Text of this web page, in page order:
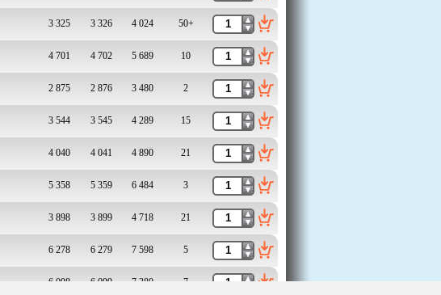
3 325 3 326 4 024 50+
4 701 4 702 5 689 10
2 875 2 876 3 480 2
3 544 3 545 4 289 15
4 040 4 041 4 890 21
5 358 5 359 6 484 3
3 898 3 899 4 718 21
6 278 6 279 7 598 5
6 098 6 099 7 380 7